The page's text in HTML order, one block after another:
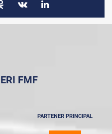
FMF
PARTENER PRINCIPAL